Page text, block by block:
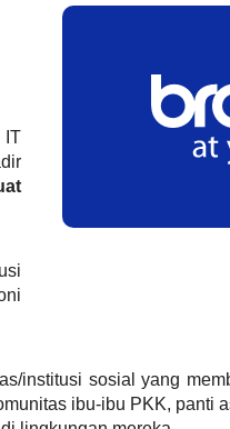
IT
institusi sosial yang
ibu-ibu PKK, panti